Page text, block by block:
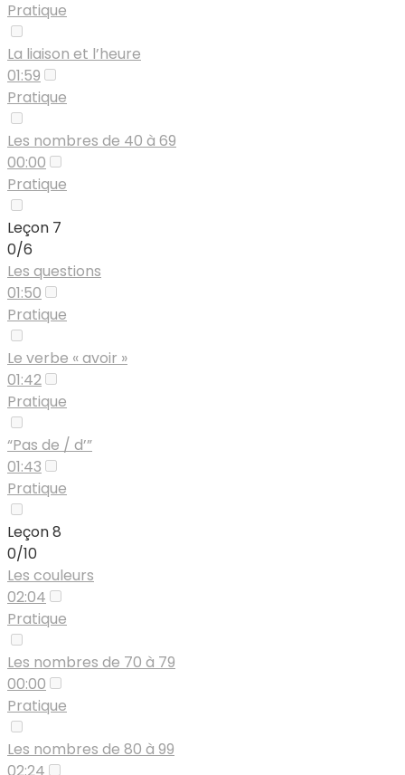
Pratique
La liaison et l’heure
01:59
Pratique
Les nombres de 40 à 69
00:00
Pratique
Leçon 7
0/6
Les questions
01:50
Pratique
Le verbe « avoir »
01:42
Pratique
“Pas de / d’”
01:43
Pratique
Leçon 8
0/10
Les couleurs
02:04
Pratique
Les nombres de 70 à 79
00:00
Pratique
Les nombres de 80 à 99